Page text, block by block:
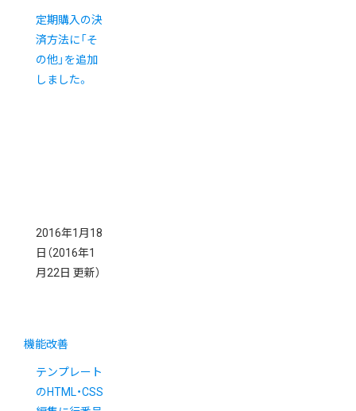
定期購入の決
済方法に「そ
の他」を追加
しました。
2016年1月18
日 （2016年1
月22日 更新）
機能改善
テンプレート
のHTML・CSS